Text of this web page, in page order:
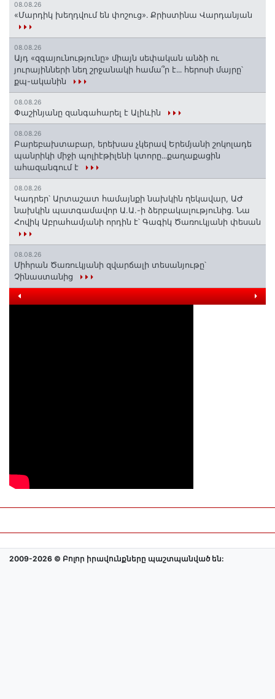
08.08.26
«Մարդիկ խեղդվում են փոշուց»․ Քրիստինա Վարդանյան
08.08.26
Այդ «զգայունությունը» միայն սեփական անձի ու
յուրայինների նեղ շրջանակի համա՞ր է․․․ հերոսի մայրը՝
քպ-ականին
08.08.26
Փաշինյանը զանգահարել է Ալիևին
08.08.26
Բարեբախտաբար, երեխաս չկերավ Երեմյանի շոկոլադե
պանրիկի միջի պոլիէթիլենի կտորը․․․քաղաքացին
ահազանգում է
08.08.26
Կադրեր՝ Արտաշատ համայնքի նախկին ղեկավար, ԱԺ
նախկին պատգամավոր Ա.Ա.-ի ձերբակալությունից. Նա
Հովիկ Աբրահամյանի որդին է՝ Գագիկ Ծառուկյանի փեսան
08.08.26
Միհրան Ծառուկյանի զվարճալի տեսանյութը՝
Չինաստանից
2009-2026 © Բոլոր իրավունքները պաշտպանված են: